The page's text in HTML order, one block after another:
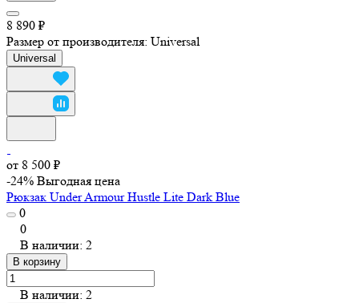
8 890 ₽
Размер от производителя: Universal
Universal
от 8 500 ₽
-24% Выгодная цена
Рюкзак Under Armour Hustle Lite Dark Blue
0
0
В наличии: 2
В корзину
В наличии: 2